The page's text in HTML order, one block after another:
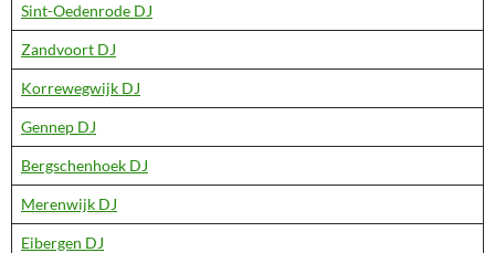
Sint-Oedenrode DJ
Zandvoort DJ
Korrewegwijk DJ
Gennep DJ
Bergschenhoek DJ
Merenwijk DJ
Eibergen DJ